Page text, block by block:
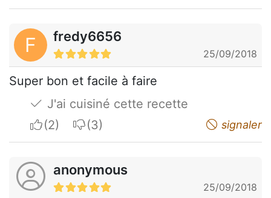
F fredy6656
25/09/2018
Super bon et facile à faire
J'ai cuisiné cette recette
I apreciateI do not appreciate signaler
anonymous
25/09/2018